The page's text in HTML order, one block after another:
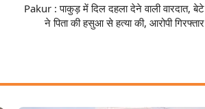
Pakur : पाकुड़ में दिल दहला देने वाली वारदात, बेटे
ने पिता की हसुआ से हत्या की, आरोपी गिरफ्तार